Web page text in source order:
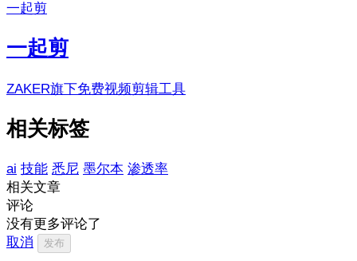
一起剪
一起剪
ZAKER旗下免费视频剪辑工具
相关标签
ai 技能 悉尼 墨尔本 渗透率
相关文章
评论
没有更多评论了
取消
发布